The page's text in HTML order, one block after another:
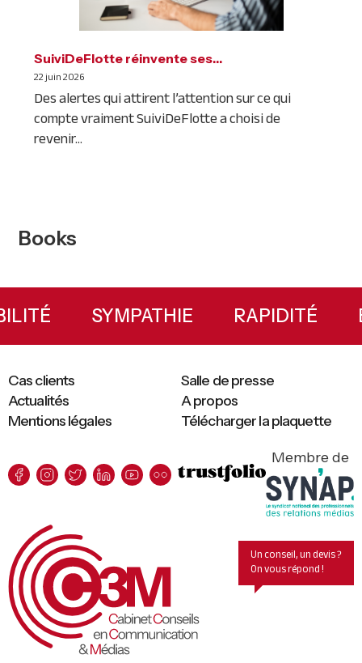
SuiviDeFlotte réinvente ses…
22 juin 2026
Des alertes qui attirent l’attention sur ce qui
compte vraiment SuiviDeFlotte a choisi de
revenir...
Books
Primary
Sidebar
SYMPATHIE RAPIDITÉ
Mentions légales Télécharger la plaquette
Cas clients
Salle de presse
Actualités
A propos
Membre de
Un conseil, un devis ?
On vous répond !